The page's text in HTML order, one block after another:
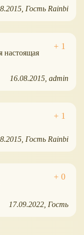
Гость Rainbi
настоящая
16.08.2015 admin
Гость Rainbi
17.09.2022 Гость